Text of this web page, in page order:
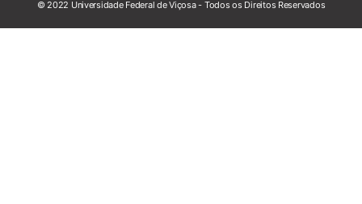
© 2022 Universidade Federal de Viçosa - Todos os Direitos Reservados